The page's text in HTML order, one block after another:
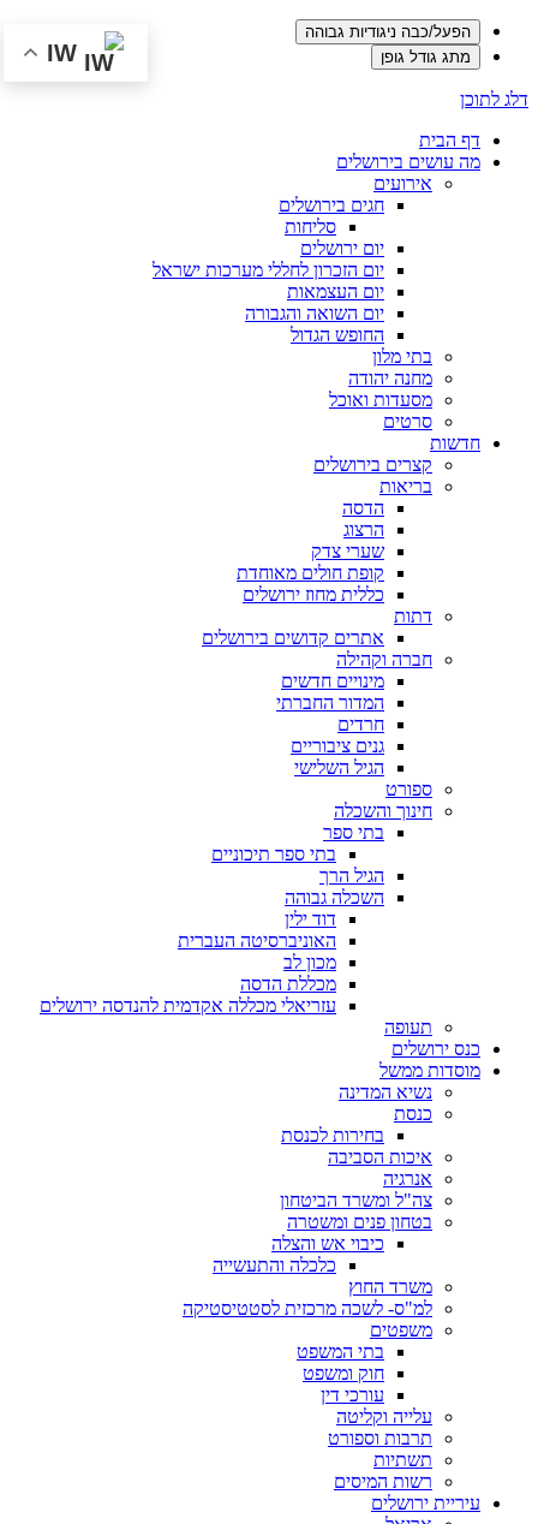
הפעל/כבה ניגודיות גבוהה
מתג גודל גופן
דלג לתוכן
דף הבית
מה עושים בירושלים
אירועים
חגים בירושלים
סליחות
יום ירושלים
יום הזכרון לחללי מערכות ישראל
יום העצמאות
יום השואה והגבורה
החופש הגדול
בתי מלון
מחנה יהודה
מסעדות ואוכל
סרטים
חדשות
קצרים בירושלים
בריאות
הדסה
הרצוג
שערי צדק
קופת חולים מאוחדת
כללית מחוז ירושלים
דתות
אתרים קדושים בירושלים
חברה וקהילה
מינויים חדשים
המדור החברתי
חרדים
גנים ציבוריים
הגיל השלישי
ספורט
חינוך והשכלה
בתי ספר
בתי ספר תיכוניים
הגיל הרך
השכלה גבוהה
דוד ילין
האוניברסיטה העברית
מכון לב
מכללת הדסה
עזריאלי מכללה אקדמית להנדסה ירושלים
תעופה
כנס ירושלים
מוסדות ממשל
נשיא המדינה
כנסת
בחירות לכנסת
איכות הסביבה
אנרגיה
צה"ל ומשרד הביטחון
בטחון פנים ומשטרה
כיבוי אש והצלה
כלכלה והתעשייה
משרד החוץ
למ"ס- לשכה מרכזית לסטטיסטיקה
משפטים
בתי המשפט
חוק ומשפט
עורכי דין
עלייה וקליטה
תרבות וספורט
תשתיות
רשות המיסים
עיריית ירושלים
IW